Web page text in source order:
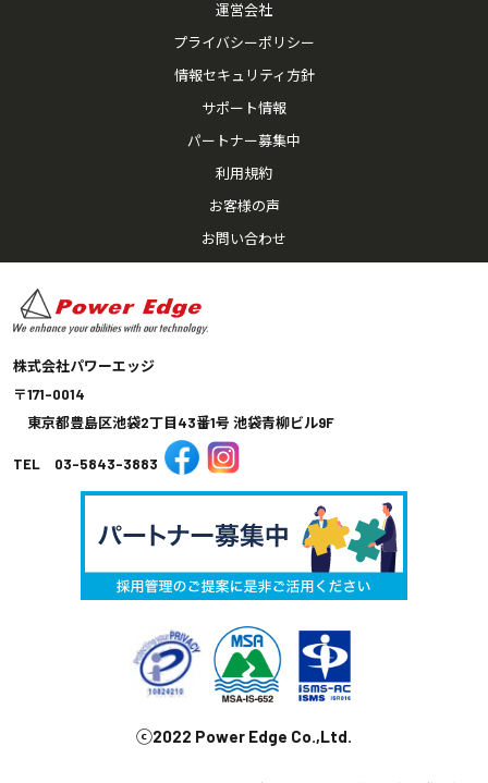
運営会社
プライバシーポリシー
情報セキュリティ方針
サポート情報
パートナー募集中
利用規約
お客様の声
お問い合わせ
株式会社パワーエッジ
〒171-0014
東京都豊島区池袋2丁目43番1号 池袋青柳ビル9F
TEL 03-5843-3883
ⓒ2022 Power Edge Co.,Ltd.